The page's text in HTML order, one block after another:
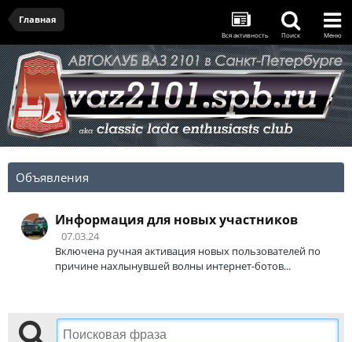
Главная
Вся активность Поиск Меню
Объявления
Информация для новых участников
07.03.24
Включена ручная активация новых пользователей по
причине нахлынувшей волны интернет-ботов...